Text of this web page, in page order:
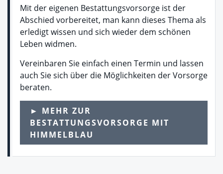
Mit der eigenen Bestattungsvorsorge ist der
Abschied vorbereitet, man kann dieses Thema als
erledigt wissen und sich wieder dem schönen
Leben widmen.
Vereinbaren Sie einfach einen Termin und lassen
auch Sie sich über die Möglichkeiten der Vorsorge
beraten.
► MEHR ZUR
BESTATTUNGSVORSORGE MIT
HIMMELBLAU